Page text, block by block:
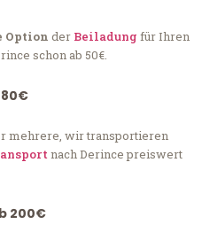
Option der Beiladung für Ihren
schon ab 50€.
80€
mehrere, wir transportieren
nach Derince preiswert
200€